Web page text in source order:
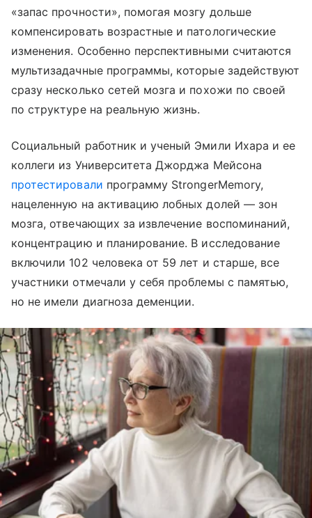
«запас прочности», помогая мозгу дольше
компенсировать возрастные и патологические
изменения. Особенно перспективными считаются
мультизадачные программы, которые задействуют
сразу несколько сетей мозга и похожи по своей
по структуре на реальную жизнь.
Социальный работник и ученый Эмили Ихара и ее
коллеги из Университета Джорджа Мейсона
протестировали программу StrongerMemory,
нацеленную на активацию лобных долей — зон
мозга, отвечающих за извлечение воспоминаний,
концентрацию и планирование. В исследование
включили 102 человека от 59 лет и старше, все
участники отмечали у себя проблемы с памятью,
но не имели диагноза деменции.